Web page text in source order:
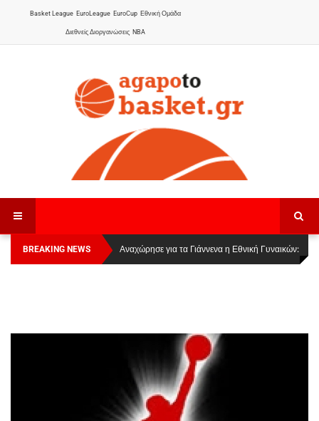
Basket League EuroLeague EuroCup Εθνική Ομάδα
Διεθνείς Διοργανώσεις NBA
BREAKING NEWS
Οι Πάνθηρες Καβάλας στην Women Basketball
League 1
Αναχώρησε για τα Γιάννενα η Εθνική Γυναικών: